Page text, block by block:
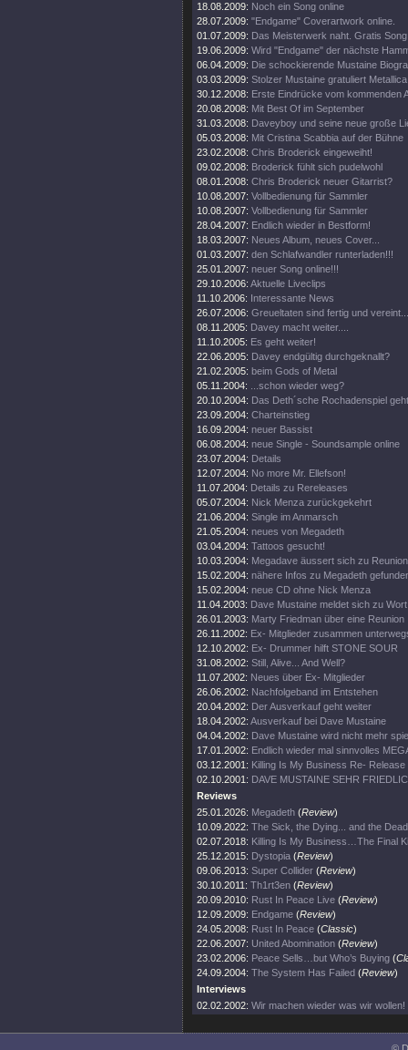
18.08.2009: Noch ein Song online
28.07.2009: "Endgame" Coverartwork online.
01.07.2009: Das Meisterwerk naht. Gratis
19.06.2009: Wird "Endgame" der nächste
06.04.2009: Die schockierende Mustaine
03.03.2009: Stolzer Mustaine gratuliert
30.12.2008: Erste Eindrücke vom kommenden
20.08.2008: Mit Best Of im September
31.03.2008: Daveyboy und seine neue große
05.03.2008: Mit Cristina Scabbia auf der Bühne
23.02.2008: Chris Broderick eingeweiht!
09.02.2008: Broderick fühlt sich pudelwohl
08.01.2008: Chris Broderick neuer Gitarrist?
10.08.2007: Vollbedienung für Sammler
10.08.2007: Vollbedienung für Sammler
28.04.2007: Endlich wieder in Bestform!
18.03.2007: Neues Album, neues Cover...
01.03.2007: den Schlafwandler runterladen!!!
25.01.2007: neuer Song online!!!
29.10.2006: Aktuelle Liveclips
11.10.2006: Interessante News
26.07.2006: Greueltaten sind fertig und vereint...
08.11.2005: Davey macht weiter....
11.10.2005: Es geht weiter!
22.06.2005: Davey endgültig durchgeknallt?
21.02.2005: beim Gods of Metal
05.11.2004:
...schon wieder weg?
20.10.2004: Das Deth´sche Rochadenspiel
23.09.2004: Charteinstieg
16.09.2004: neuer Bassist
06.08.2004: neue Single - Soundsample online
23.07.2004: Details
12.07.2004: No more Mr. Ellefson!
11.07.2004: Details zu Rereleases
05.07.2004: Nick Menza zurückgekehrt
21.06.2004: Single im Anmarsch
21.05.2004: neues von Megadeth
03.04.2004: Tattoos gesucht!
10.03.2004: Megadave äussert sich zu Reunion
15.02.2004: nähere Infos zu Megadeth
15.02.2004: neue CD ohne Nick Menza
11.04.2003: Dave Mustaine meldet sich zu Wort
26.01.2003: Marty Friedman über eine Reunion
26.11.2002: Ex- Mitglieder zusammen
12.10.2002: Ex- Drummer hilft STONE SOUR
31.08.2002: Still, Alive... And Well?
11.07.2002: Neues über Ex- Mitglieder
26.06.2002: Nachfolgeband im Entstehen
20.04.2002: Der Ausverkauf geht weiter
18.04.2002: Ausverkauf bei Dave Mustaine
04.04.2002: Dave Mustaine wird nicht mehr
17.01.2002: Endlich wieder mal sinnvolles
03.12.2001: Killing Is My Business Re- Release
02.10.2001: DAVE MUSTAINE SEHR
Reviews
25.01.2026: Megadeth (Review)
10.09.2022: The Sick, the Dying... and the
02.07.2018: Killing Is My Business…The Final
25.12.2015: Dystopia (Review)
09.06.2013: Super Collider (Review)
30.10.2011: Th1rt3en (Review)
20.09.2010: Rust In Peace Live (Review)
12.09.2009: Endgame (Review)
24.05.2008: Rust In Peace (Classic)
22.06.2007: United Abomination (Review)
23.02.2006: Peace Sells…but Who’s Buying (
24.09.2004: The System Has Failed (Review)
Interviews
02.02.2002: Wir machen wieder was wir wollen!